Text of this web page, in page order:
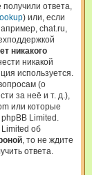
ответа,
) или, если
chat.ru,
никакого
никакой
используется.
(о
за неё и т. д.),
или которые
Limited.
об
, то не ждите
ответа.